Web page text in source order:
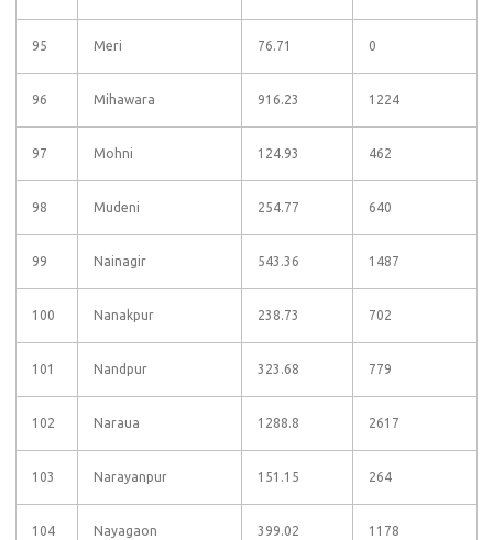
95 Meri 76.71 0
96 Mihawara 916.23 1224
97 Mohni 124.93 462
98 Mudeni 254.77 640
99 Nainagir 543.36 1487
100 Nanakpur 238.73 702
101 Nandpur 323.68 779
102 Naraua 1288.8 2617
103 Narayanpur 151.15 264
104 Nayagaon 399.02 1178